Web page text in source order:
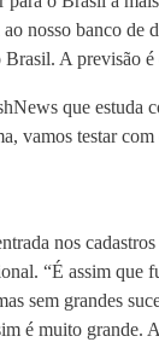
nosso banco de
A previsão
que estuda
vamos testar
nos
“É assim que
sem grandes
é muito grande.